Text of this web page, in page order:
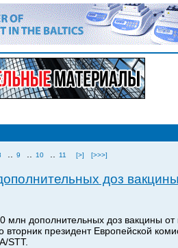
9 10 11 [>] [>>>]
доз
млн дополнительных доз вакцины от
президент Европейской
STT.